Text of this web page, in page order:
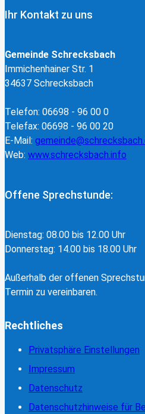
Ihr Kontakt zu uns
Gemeinde Schrecksbach
Immichenhainer Str. 1
34637 Schrecksbach
Telefon: 06698 - 96 00 0
Telefax: 06698 - 96 00 20
E-Mail:
Web: www.schrecksbach.info
Offene Sprechstunde:
Dienstag: 08.00 bis 12.00 Uhr
Donnerstag: 14.00 bis 18.00 Uhr
Außerhalb der offenen
Termin zu vereinbaren.
Rechtliches
Privatsphäre Einstellungen
Impressum
Datenschutz
Datenschutzhinweise für